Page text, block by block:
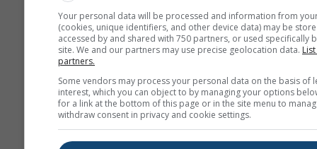
Range Weather Forecast
(ECMWF), National
Environmental
serwis pogodowy
MetOffice (UKMO),
MeteoFrance
Japan Meteorological
Your personal data will be processed and information from
(cookies, unique identifiers, and other device data) may be
accessed by and shared with 750 partners, or used specifically
site. We and our partners may use precise geolocation data.
partners.
Some vendors may process your personal data on the basis of
interest, which you can object to by managing your options
for a link at the bottom of this page or in the site menu to
withdraw consent in privacy and cookie settings.